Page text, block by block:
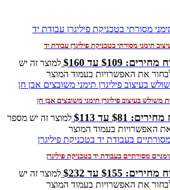
תימני מסורתי בטכניקת פיליגרן עבודת יד
⁦$109⁩ עד ⁦$160⁩
למוצר זה יש
את האפשרויות בעמוד המוצר
משולש בעיצוב פיליגרן תימני משובצים אבן חן
⁦$81⁩ עד ⁦$113⁩
למוצר זה יש מספר
את האפשרויות בעמוד המוצר
מסורתיים בעבודת יד בטכניקת פיליגרן
⁦$155⁩ עד ⁦$232⁩
למוצר זה יש
את האפשרויות בעמוד המוצר